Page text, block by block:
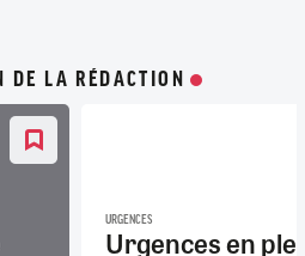
DE LA RÉDACTION
URGENCES
Urgences en